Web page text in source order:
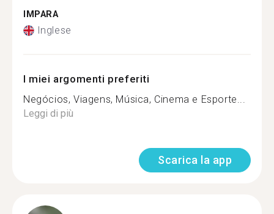
IMPARA
Inglese
I miei argomenti preferiti
Negócios, Viagens, Música, Cinema e Esporte...
Leggi di più
Scarica la app